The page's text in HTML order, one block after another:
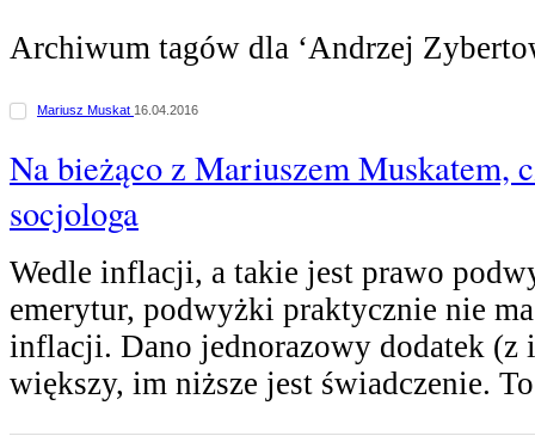
Archiwum tagów dla ‘Andrzej
Mariusz Muskat 16.04.2016
Na bieżąco z Mariuszem Muskatem,
socjologa
Wedle inflacji, a takie jest prawo
emerytur, podwyżki praktycznie nie
inflacji. Dano jednorazowy dodatek (z
większy, im niższe jest świadczenie.